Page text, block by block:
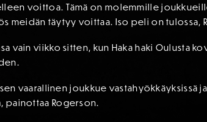
voittoa. Tämä on molemmille
meidän täytyy voittaa. Iso peli on tulossa,
vain viikko sitten, kun Haka haki Oulusta
vaarallinen joukkue vastahyökkäyksissä
painottaa Rogerson.